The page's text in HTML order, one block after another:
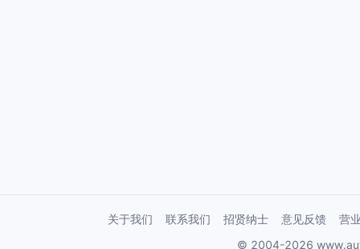
关于我们 联系我们 招贤纳士 意见反馈
营
© 2004-2026